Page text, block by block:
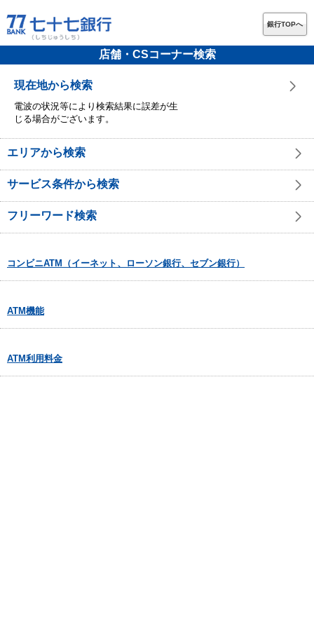
銀行TOPへ
店舗・CSコーナー検索
現在地から検索
電波の状況等により検索結果に誤差が生
じる場合がございます。
エリアから検索
サービス条件から検索
フリーワード検索
コンビニATM（イーネット、ローソン銀行、セブン銀行）
ATM機能
ATM利用料金